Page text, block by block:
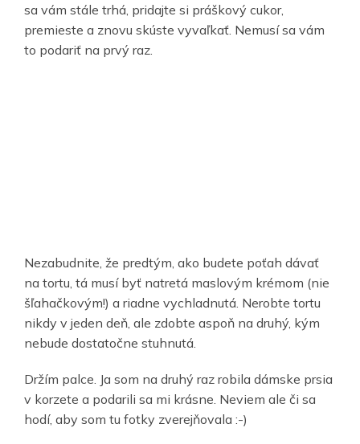
sa vám stále trhá, pridajte si práškový cukor,
premieste a znovu skúste vyvaľkať. Nemusí sa vám
to podariť na prvý raz.
Nezabudnite, že predtým, ako budete poťah dávať
na tortu, tá musí byť natretá maslovým krémom (nie
šľahačkovým!) a riadne vychladnutá. Nerobte tortu
nikdy v jeden deň, ale zdobte aspoň na druhý, kým
nebude dostatočne stuhnutá.
Držím palce. Ja som na druhý raz robila dámske prsia
v korzete a podarili sa mi krásne. Neviem ale či sa
hodí, aby som tu fotky zverejňovala :-)